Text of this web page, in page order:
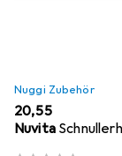
Nuggi Zubehör
EUR
20,55
Nuvita